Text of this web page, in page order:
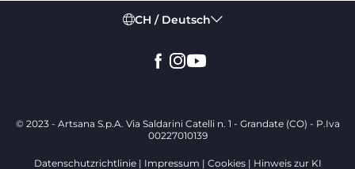
CH / Deutsch
© 2023 - Artsana S.p.A. Via Saldarini Catelli n. 1 - Grandate (CO) - P.Iva
00227010139
Datenschutzrichtlinie Impressum Cookies Hinweis zur KI